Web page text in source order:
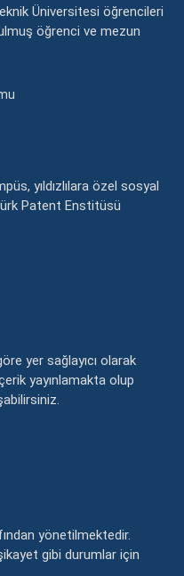
Üniversitesi öğrencileri
öğrenci ve mezun
yıldızlılara özel sosyal
Patent Enstitüsü
yer sağlayıcı olarak
yayınlamakta olup
yönetilmektedir.
gibi durumlar için